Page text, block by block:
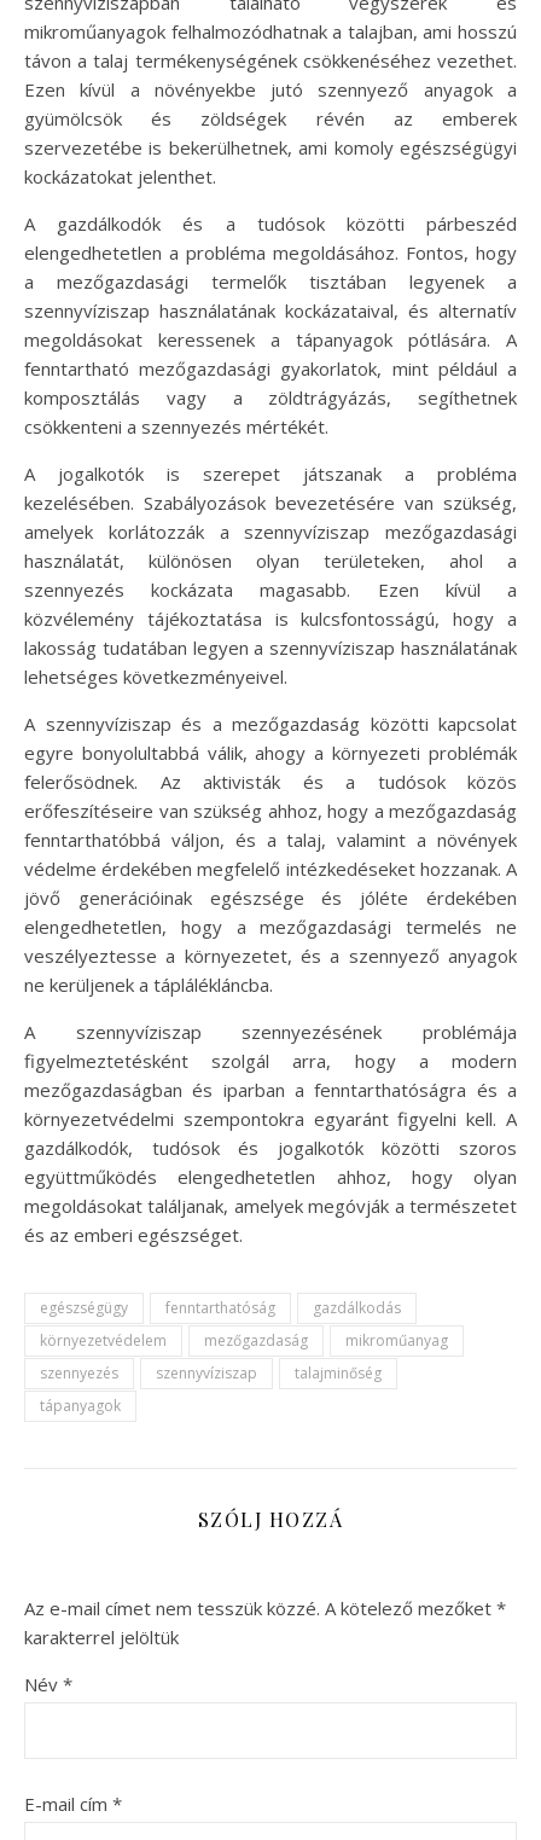
mikroműanyagok felhalmozódhatnak a talajban, ami hosszú
távon a talaj termékenységének csökkenéséhez vezethet.
Ezen kívül a növényekbe jutó szennyező anyagok a
gyümölcsök és zöldségek révén az emberek
szervezetébe is bekerülhetnek, ami komoly egészségügyi
kockázatokat jelenthet.
A gazdálkodók és a tudósok közötti párbeszéd
elengedhetetlen a probléma megoldásához. Fontos, hogy
a mezőgazdasági termelők tisztában legyenek a
szennyvíziszap használatának kockázataival, és alternatív
megoldásokat keressenek a tápanyagok pótlására. A
fenntartható mezőgazdasági gyakorlatok, mint például a
komposztálás vagy a zöldtrágyázás, segíthetnek
csökkenteni a szennyezés mértékét.
A jogalkotók is szerepet játszanak a probléma
kezelésében. Szabályozások bevezetésére van szükség,
amelyek korlátozzák a szennyvíziszap mezőgazdasági
használatát, különösen olyan területeken, ahol a
szennyezés kockázata magasabb. Ezen kívül a
közvélemény tájékoztatása is kulcsfontosságú, hogy a
lakosság tudatában legyen a szennyvíziszap használatának
lehetséges következményeivel.
A szennyvíziszap és a mezőgazdaság közötti kapcsolat
egyre bonyolultabbá válik, ahogy a környezeti problémák
felerősödnek. Az aktivisták és a tudósok közös
erőfeszítéseire van szükség ahhoz, hogy a mezőgazdaság
fenntarthatóbbá váljon, és a talaj, valamint a növények
védelme érdekében megfelelő intézkedéseket hozzanak. A
jövő generációinak egészsége és jóléte érdekében
elengedhetetlen, hogy a mezőgazdasági termelés ne
veszélyeztesse a környezetet, és a szennyező anyagok
ne kerüljenek a táplálékláncba.
A szennyvíziszap szennyezésének problémája
figyelmeztetésként szolgál arra, hogy a modern
mezőgazdaságban és iparban a fenntarthatóságra és a
környezetvédelmi szempontokra egyaránt figyelni kell. A
gazdálkodók, tudósok és jogalkotók közötti szoros
együttműködés elengedhetetlen ahhoz, hogy olyan
megoldásokat találjanak, amelyek megóvják a természetet
és az emberi egészséget.
egészségügy fenntarthatóság
gazdálkodás
környezetvédelem
mezőgazdaság
mikroműanyag
szennyezés
szennyvíziszap
talajminőség
tápanyagok
SZÓLJ HOZZÁ
Az e-mail címet nem tesszük közzé. A kötelező mezőket *
karakterrel jelöltük
Név *
E-mail cím *